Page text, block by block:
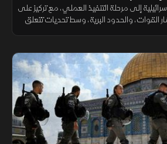
إلى مرحلة التنفيذ العملي، مع تركيز على
القوات، والحدود البرية، وسط تحديات تتعلق